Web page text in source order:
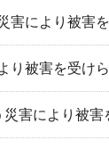
害により被害
り被害を受け
害により被害